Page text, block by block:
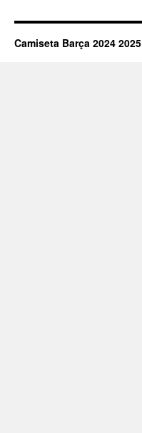
Camiseta Barça 2024 2025